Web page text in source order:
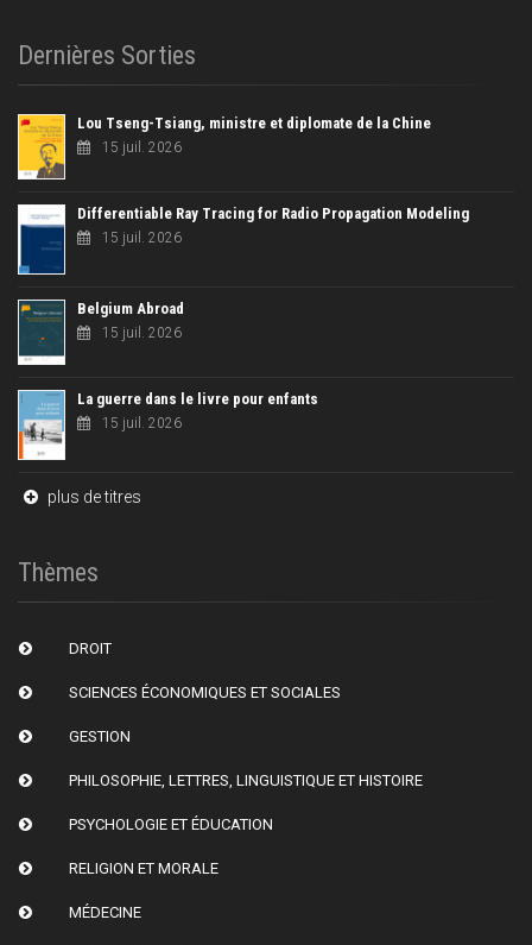
Dernières Sorties
Lou Tseng-Tsiang, ministre et diplomate de la Chine
15 juil. 2026
Differentiable Ray Tracing for Radio Propagation Modeling
15 juil. 2026
Belgium Abroad
15 juil. 2026
La guerre dans le livre pour enfants
15 juil. 2026
plus de titres
Thèmes
DROIT
SCIENCES ÉCONOMIQUES ET SOCIALES
GESTION
PHILOSOPHIE, LETTRES, LINGUISTIQUE ET HISTOIRE
PSYCHOLOGIE ET ÉDUCATION
RELIGION ET MORALE
MÉDECINE